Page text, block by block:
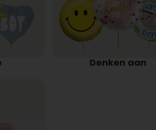
Denken aan